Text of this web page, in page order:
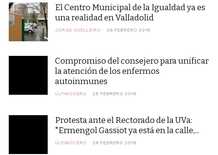
El Centro Municipal de la Igualdad ya es
una realidad en Valladolid
JORGE OVELLEIRO 28 FEBRERO 2018
Compromiso del consejero para unificar
la atención de los enfermos
autoinmunes
ÚLTIMOCERO 28 FEBRERO 2018
Protesta ante el Rectorado de la UVa:
"Ermengol Gassiot ya está en la calle,...
ÚLTIMOCERO 28 FEBRERO 2018